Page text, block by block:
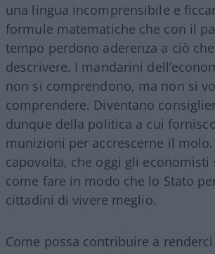
una lingua incomprensibile e
formule matematiche che con il
tempo perdono aderenza a ciò
descrivere. I mandarini
non si comprendono, ma non si
comprendere. Diventano
dunque della politica a cui
munizioni per accrescerne il
capovolta, che oggi gli economisti
come fare in modo che lo Stato
cittadini di vivere meglio.
Come possa contribuire a